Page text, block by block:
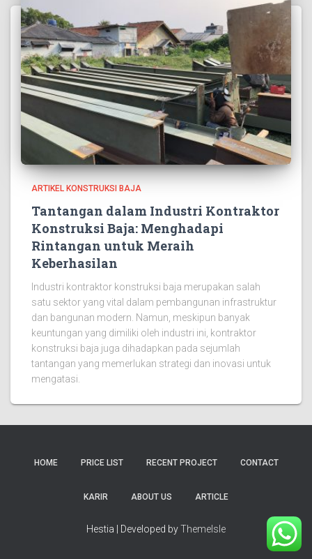
ARTIKEL KONSTRUKSI BAJA
Tantangan dalam Industri Kontraktor
Konstruksi Baja: Menghadapi
Rintangan untuk Meraih
Keberhasilan
Industri kontraktor konstruksi baja merupakan salah
satu sektor yang vital dalam pembangunan infrastruktur
dan bangunan modern. Namun, meskipun banyak
keuntungan yang dimiliki oleh industri ini, kontraktor
konstruksi baja juga dihadapkan pada sejumlah
tantangan yang memerlukan strategi dan inovasi untuk
mengatasi.
HOME PRICE LIST RECENT PROJECT CONTACT
KARIR ABOUT US ARTICLE
Hestia | Developed byThemeIsle